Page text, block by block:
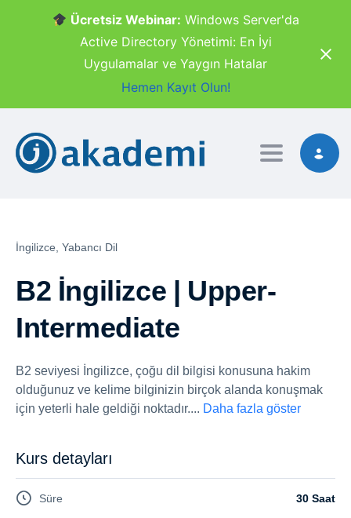
Ücretsiz Webinar: Windows Server'da
Active Directory Yönetimi: En İyi
Uygulamalar ve Yaygın Hatalar
Hemen Kayıt Olun!
Toggle
İngilizce, Yabancı Dil
B2 İngilizce | Upper-
Intermediate
B2 seviyesi İngilizce, çoğu dil bilgisi konusuna hakim
olduğunuz ve kelime bilginizin birçok alanda konuşmak
için yeterli hale geldiği noktadır.... Daha fazla göster
Kurs detayları
Süre 30 Saat